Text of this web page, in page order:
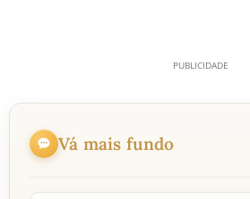
Vá mais fundo